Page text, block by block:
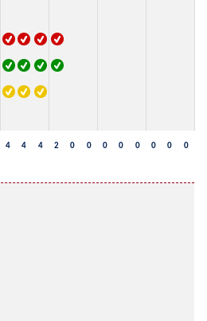
4 4 4 2 0 0 0 0 0 0 0 0